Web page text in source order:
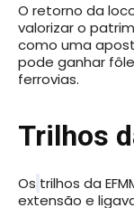
O retorno da
valorizar o
como uma
pode ganhar
ferrovias.
Trilhos
Os trilhos da
extensão e